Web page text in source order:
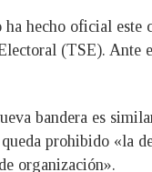
ha hecho oficial este
(TSE). Ante
bandera es
prohibido «la
organización».